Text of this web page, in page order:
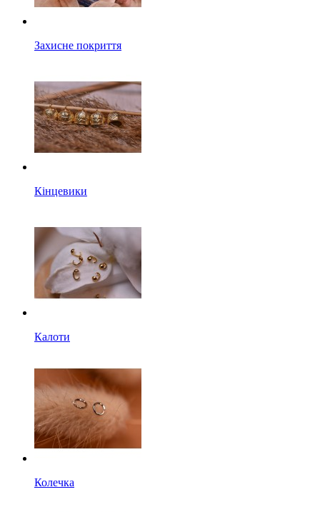
Захисне покриття
Кінцевики
Калоти
Колечка